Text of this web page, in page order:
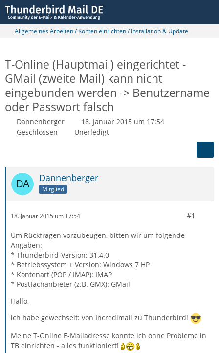
Allgemeines Arbeiten / Konten einrichten / Installation & Update
T-Online (Hauptmail) eingerichtet -
GMail (zweite Mail) kann nicht
eingebunden werden -> Benutzername
oder Passwort falsch
Dannenberger
18. Januar 2015 um 17:54
Geschlossen
Unerledigt
Dannenberger
Mitglied
18. Januar 2015 um 17:54 #1
Um Rückfragen vorzubeugen, bitten wir um folgende
Angaben:
* Thunderbird-Version: 31.4.0
* Betriebssystem + Version: Windows 7 HP
* Kontenart (POP / IMAP): IMAP
* Postfachanbieter (z.B. GMX): GMail
Hallo,
ich habe gewechselt: von Incredimail zu Thunderbird!
Meine T-Online E-Mailadresse konnte ich ohne Probleme in
TB einrichten - alles funktioniert!